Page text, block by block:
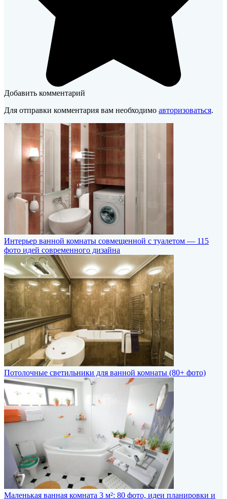
Добавить комментарий
Для отправки комментария вам необходимо авторизоваться.
Интерьер ванной комнаты совмещенной с туалетом — 115
фото идей современного дизайна
Потолочные светильники для ванной комнаты (80+ фото)
Маленькая ванная комната 3 м²: 80 фото, идеи планировки и